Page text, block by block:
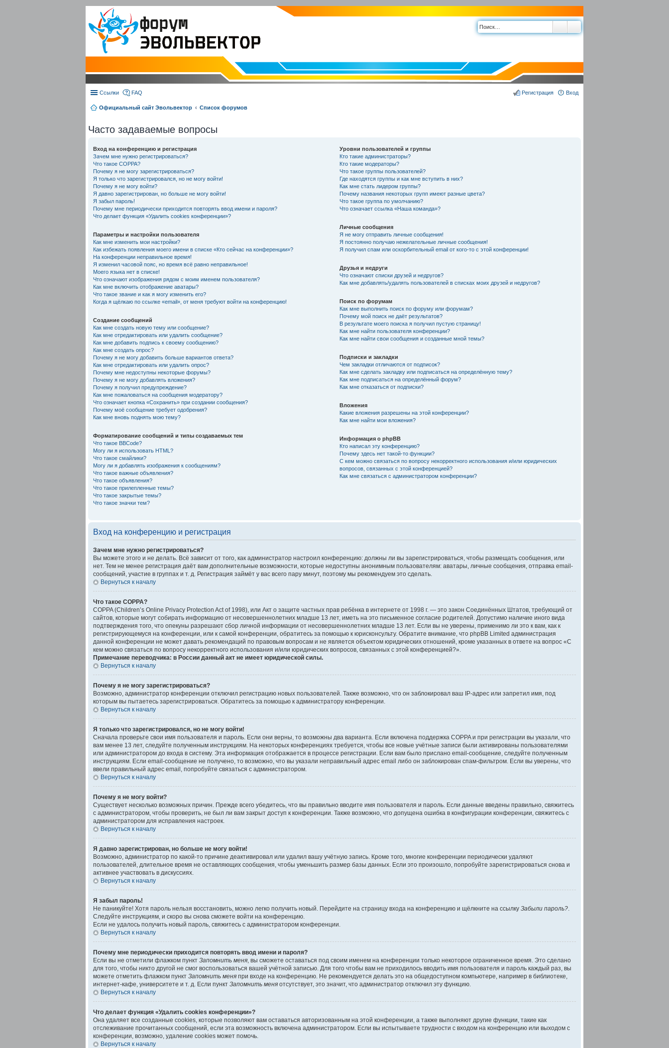
Ссылки FAQ Вход
Регистрация
Официальный сайт Эвольвектор Список форумов
Часто задаваемые вопросы
Вход на конференцию и регистрация
Зачем мне нужно регистрироваться?
Что такое COPPA?
Почему я не могу зарегистрироваться?
Я только что зарегистрировался, но не могу войти!
Почему я не могу войти?
Я давно зарегистрирован, но больше не могу войти!
Я забыл пароль!
Почему мне периодически приходится повторять ввод имени и пароля?
Что делает функция «Удалить cookies конференции»?
Параметры и настройки пользователя
Как мне изменить мои настройки?
Как избежать появления моего имени в списке «Кто сейчас на конференции»?
На конференции неправильное время!
Я изменил часовой пояс, но время всё равно неправильное!
Моего языка нет в списке!
Что означают изображения рядом с моим именем пользователя?
Как мне включить отображение аватары?
Что такое звание и как я могу изменить его?
Когда я щёлкаю по ссылке «email», от меня требуют войти на конференцию!
Создание сообщений
Как мне создать новую тему или сообщение?
Как мне отредактировать или удалить сообщение?
Как мне добавить подпись к своему сообщению?
Как мне создать опрос?
Почему я не могу добавить больше вариантов ответа?
Как мне отредактировать или удалить опрос?
Почему мне недоступны некоторые форумы?
Почему я не могу добавлять вложения?
Почему я получил предупреждение?
Как мне пожаловаться на сообщения модератору?
Что означает кнопка «Сохранить» при создании сообщения?
Почему моё сообщение требует одобрения?
Как мне вновь поднять мою тему?
Форматирование сообщений и типы создаваемых тем
Что такое BBCode?
Могу ли я использовать HTML?
Что такое смайлики?
Могу ли я добавлять изображения к сообщениям?
Что такое важные объявления?
Что такое объявления?
Что такое прилепленные темы?
Что такое закрытые темы?
Что такое значки тем?
Уровни пользователей и группы
Кто такие администраторы?
Кто такие модераторы?
Что такое группы пользователей?
Где находятся группы и как мне вступить в них?
Как мне стать лидером группы?
Почему названия некоторых групп имеют разные цвета?
Что такое группа по умолчанию?
Что означает ссылка «Наша команда»?
Личные сообщения
Я не могу отправить личные сообщения!
Я постоянно получаю нежелательные личные сообщения!
Я получил спам или оскорбительный email от кого-то с этой конференции!
Друзья и недруги
Что означают списки друзей и недругов?
Как мне добавлять/удалять пользователей в списках моих друзей и недругов?
Поиск по форумам
Как мне выполнить поиск по форуму или форумам?
Почему мой поиск не даёт результатов?
В результате моего поиска я получил пустую страницу!
Как мне найти пользователя конференции?
Как мне найти свои сообщения и созданные мной темы?
Подписки и закладки
Чем закладки отличаются от подписок?
Как мне сделать закладку или подписаться на определённую тему?
Как мне подписаться на определённый форум?
Как мне отказаться от подписки?
Вложения
Какие вложения разрешены на этой конференции?
Как мне найти мои вложения?
Информация о phpBB
Кто написал эту конференцию?
Почему здесь нет такой-то функции?
С кем можно связаться по вопросу некорректного использования и/или юридических
вопросов, связанных с этой конференцией?
Как мне связаться с администратором конференции?
Вход на конференцию и регистрация
Зачем мне нужно регистрироваться?
Вы можете этого и не делать. Всё зависит от того, как администратор настроил конференцию: должны ли вы зарегистрироваться, чтобы размещать сообщения, или
нет. Тем не менее регистрация даёт вам дополнительные возможности, которые недоступны анонимным пользователям: аватары, личные сообщения, отправка email-
сообщений, участие в группах и т. д. Регистрация займёт у вас всего пару минут, поэтому мы рекомендуем это сделать.
Вернуться к началу
Что такое COPPA?
COPPA (Children’s Online Privacy Protection Act of 1998), или Акт о защите частных прав ребёнка в интернете от 1998 г. — это закон Соединённых Штатов, требующий от
сайтов, которые могут собирать информацию от несовершеннолетних младше 13 лет, иметь на это письменное согласие родителей. Допустимо наличие иного вида
подтверждения того, что опекуны разрешают сбор личной информации от несовершеннолетних младше 13 лет. Если вы не уверены, применимо ли это к вам, как к
регистрирующемуся на конференции, или к самой конференции, обратитесь за помощью к юрисконсульту. Обратите внимание, что phpBB Limited администрация
данной конференции не может давать рекомендаций по правовым вопросам и не является объектом юридических отношений, кроме указанных в ответе на вопрос «С
кем можно связаться по вопросу некорректного использования и/или юридических вопросов, связанных с этой конференцией?».
Примечание переводчика: в России данный акт не имеет юридической силы.
Вернуться к началу
Почему я не могу зарегистрироваться?
Возможно, администратор конференции отключил регистрацию новых пользователей. Также возможно, что он заблокировал ваш IP-адрес или запретил имя, под
которым вы пытаетесь зарегистрироваться. Обратитесь за помощью к администратору конференции.
Вернуться к началу
Я только что зарегистрировался, но не могу войти!
Сначала проверьте свои имя пользователя и пароль. Если они верны, то возможны два варианта. Если включена поддержка COPPA и при регистрации вы указали, что
вам менее 13 лет, следуйте полученным инструкциям. На некоторых конференциях требуется, чтобы все новые учётные записи были активированы пользователями
или администратором до входа в систему. Эта информация отображается в процессе регистрации. Если вам было прислано email-сообщение, следуйте полученным
инструкциям. Если email-сообщение не получено, то возможно, что вы указали неправильный адрес email либо он заблокирован спам-фильтром. Если вы уверены, что
ввели правильный адрес email, попробуйте связаться с администратором.
Вернуться к началу
Почему я не могу войти?
Существует несколько возможных причин. Прежде всего убедитесь, что вы правильно вводите имя пользователя и пароль. Если данные введены правильно, свяжитесь
с администратором, чтобы проверить, не был ли вам закрыт доступ к конференции. Также возможно, что допущена ошибка в конфигурации конференции, свяжитесь с
администратором для исправления настроек.
Вернуться к началу
Я давно зарегистрирован, но больше не могу войти!
Возможно, администратор по какой-то причине деактивировал или удалил вашу учётную запись. Кроме того, многие конференции периодически удаляют
пользователей, длительное время не оставляющих сообщения, чтобы уменьшить размер базы данных. Если это произошло, попробуйте зарегистрироваться снова и
активнее участвовать в дискуссиях.
Вернуться к началу
Я забыл пароль!
Не паникуйте! Хотя пароль нельзя восстановить, можно легко получить новый. Перейдите на страницу входа на конференцию и щёлкните на ссылку Забыли пароль?.
Следуйте инструкциям, и скоро вы снова сможете войти на конференцию.
Если не удалось получить новый пароль, свяжитесь с администратором конференции.
Вернуться к началу
Почему мне периодически приходится повторять ввод имени и пароля?
Если вы не отметили флажком пункт Запомнить меня, вы сможете оставаться под своим именем на конференции только некоторое ограниченное время. Это сделано
для того, чтобы никто другой не смог воспользоваться вашей учётной записью. Для того чтобы вам не приходилось вводить имя пользователя и пароль каждый раз, вы
можете отметить флажком пункт Запомнить меня при входе на конференцию. Не рекомендуется делать это на общедоступном компьютере, например в библиотеке,
интернет-кафе, университете и т. д. Если пункт Запомнить меня отсутствует, это значит, что администратор отключил эту функцию.
Вернуться к началу
Что делает функция «Удалить cookies конференции»?
Она удаляет все созданные cookies, которые позволяют вам оставаться авторизованным на этой конференции, а также выполняют другие функции, такие как
отслеживание прочитанных сообщений, если эта возможность включена администратором. Если вы испытываете трудности с входом на конференцию или выходом с
конференции, возможно, удаление cookies может помочь.
Вернуться к началу